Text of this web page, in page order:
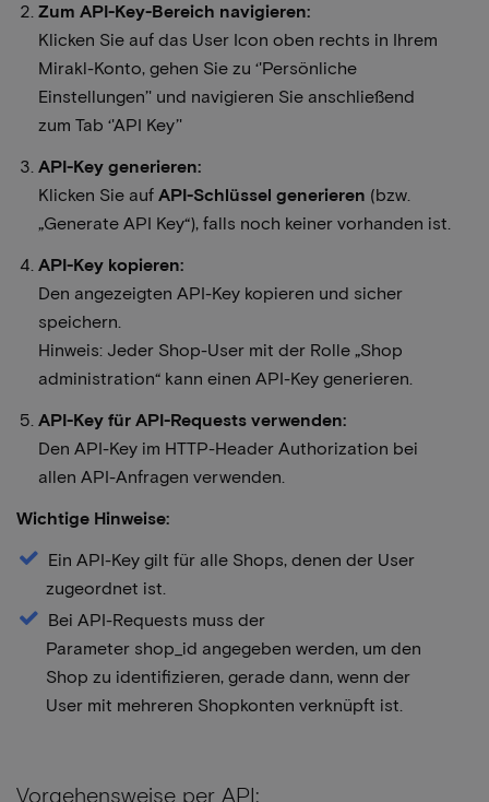
Zum API-Key-Bereich navigieren:
Klicken Sie auf das User Icon oben rechts in Ihrem
Mirakl-Konto, gehen Sie zu ‘'Persönliche
Einstellungen’' und navigieren Sie anschließend
zum Tab ‘'API Key’'
API-Key generieren:
Klicken Sie auf API-Schlüssel generieren (bzw.
„Generate API Key“), falls noch keiner vorhanden ist.
API-Key kopieren:
Den angezeigten API-Key kopieren und sicher
speichern.
Hinweis: Jeder Shop-User mit der Rolle „Shop
administration“ kann einen API-Key generieren.
API-Key für API-Requests verwenden:
Den API-Key im HTTP-Header Authorization bei
allen API-Anfragen verwenden.
Wichtige Hinweise:
Ein API-Key gilt für alle Shops, denen der User
zugeordnet ist.
Bei API-Requests muss der
Parameter shop_id angegeben werden, um den
Shop zu identifizieren, gerade dann, wenn der
User mit mehreren Shopkonten verknüpft ist.
Vorgehensweise per API: